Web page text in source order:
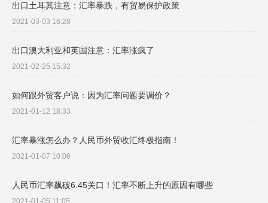
出口土耳其注意：汇率暴跌，有贸易保护政策
2021-03-03 16:28
出口澳大利亚和英国注意：汇率涨疯了
2021-02-25 15:32
如何跟外贸客户说：因为汇率问题要调价？
2021-01-12 18:33
汇率暴涨怎么办？人民币外贸收汇终极指南！
2021-01-07 10:06
人民币汇率飙破6.45关口！汇率不断上升的原因有哪些
2021-01-05 11:05